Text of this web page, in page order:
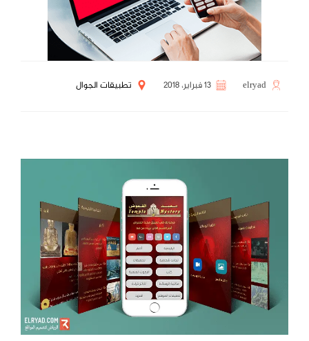
elryad 13 فبراير، 2018 تطبيقات الجوال